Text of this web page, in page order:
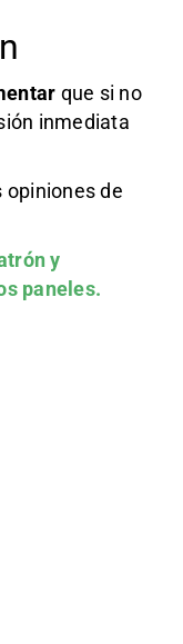
que si no
inmediata
opiniones de
y
paneles.